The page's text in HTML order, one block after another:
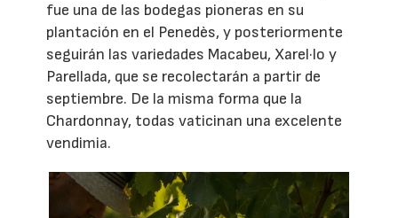
fue una de las bodegas pioneras en su
plantación en el Penedès, y posteriormente
seguirán las variedades Macabeu, Xarel·lo y
Parellada, que se recolectarán a partir de
septiembre. De la misma forma que la
Chardonnay, todas vaticinan una excelente
vendimia.